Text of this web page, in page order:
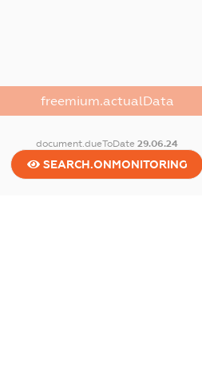
freemium.actualData
document.dueToDate29.06.24
SEARCH.ONMONITORING